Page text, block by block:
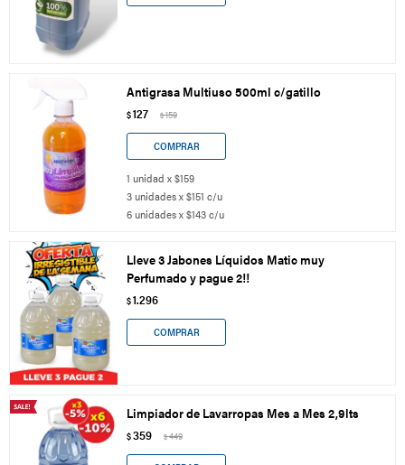
Antigrasa Multiuso 500ml c/gatillo
$127 $159
1 unidad x $159
3 unidades x $151 c/u
6 unidades x $143 c/u
Lleve 3 Jabones Líquidos Matic muy
Perfumado y pague 2!!
$1.296
Limpiador de Lavarropas Mes a Mes 2,9lts
$359 $449